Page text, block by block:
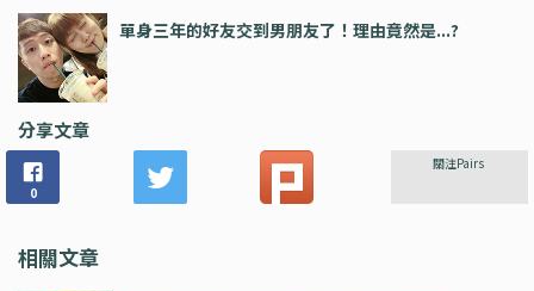
單身三年的好友交到男朋友了！理由竟然是...?
分享文章
0
關注Pairs
相關文章